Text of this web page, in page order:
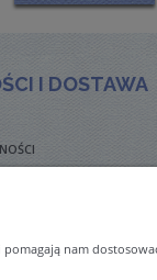
I DOSTAWA
ORDERS & SHIPMENT
nam